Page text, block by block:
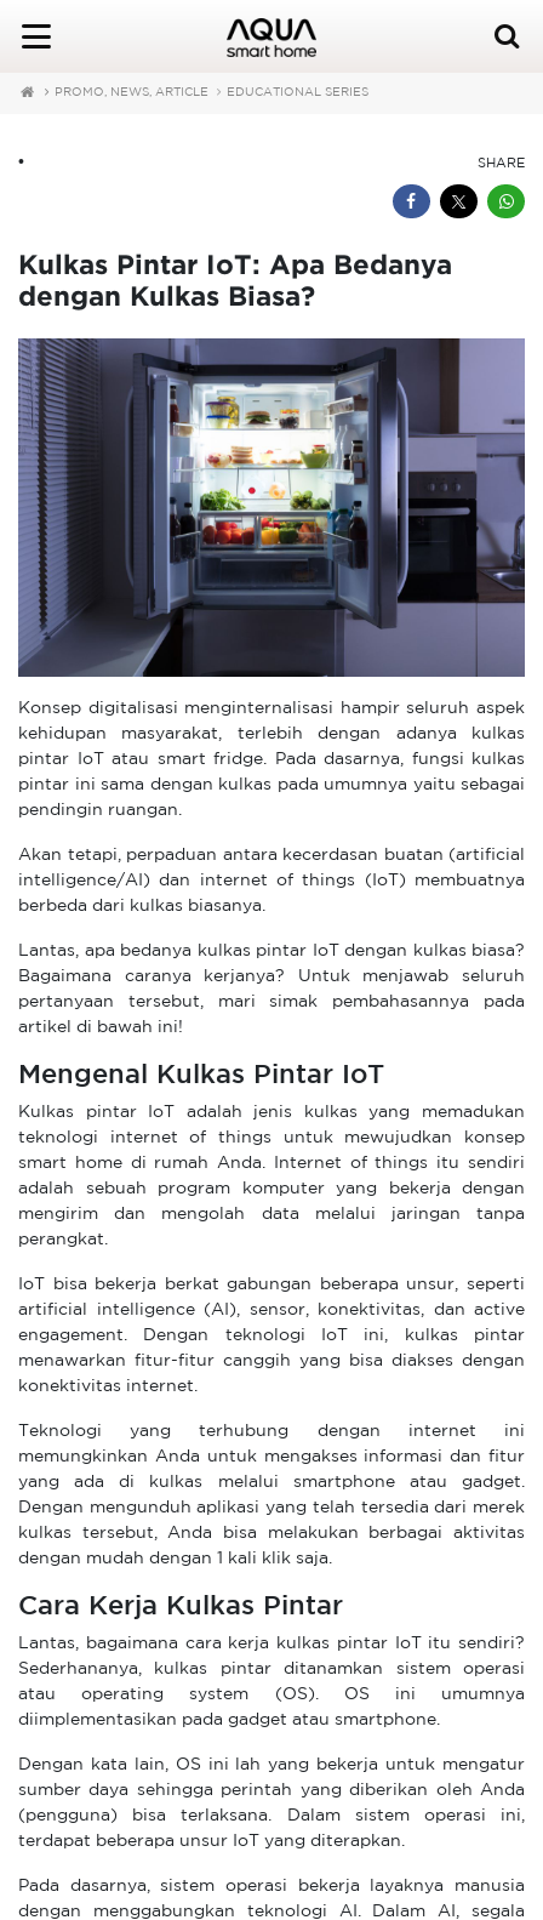
PROMO, NEWS, ARTICLE EDUCATIONAL SERIES
SHARE
•
Kulkas Pintar IoT: Apa Bedanya
dengan Kulkas Biasa?
Konsep digitalisasi menginternalisasi hampir seluruh aspek
kehidupan masyarakat, terlebih dengan adanya kulkas
pintar IoT atau smart fridge. Pada dasarnya, fungsi kulkas
pintar ini sama dengan kulkas pada umumnya yaitu sebagai
pendingin ruangan.
Akan tetapi, perpaduan antara kecerdasan buatan (artificial
intelligence/AI) dan internet of things (IoT) membuatnya
berbeda dari kulkas biasanya.
Lantas, apa bedanya kulkas pintar IoT dengan kulkas biasa?
Bagaimana caranya kerjanya? Untuk menjawab seluruh
pertanyaan tersebut, mari simak pembahasannya pada
artikel di bawah ini!
Mengenal Kulkas Pintar IoT
Kulkas pintar IoT adalah jenis kulkas yang memadukan
teknologi internet of things untuk mewujudkan konsep
smart home di rumah Anda. Internet of things itu sendiri
adalah sebuah program komputer yang bekerja dengan
mengirim dan mengolah data melalui jaringan tanpa
perangkat.
IoT bisa bekerja berkat gabungan beberapa unsur, seperti
artificial intelligence (AI), sensor, konektivitas, dan active
engagement. Dengan teknologi IoT ini, kulkas pintar
menawarkan fitur-fitur canggih yang bisa diakses dengan
konektivitas internet.
Teknologi yang terhubung dengan internet ini
memungkinkan Anda untuk mengakses informasi dan fitur
yang ada di kulkas melalui smartphone atau gadget.
Dengan mengunduh aplikasi yang telah tersedia dari merek
kulkas tersebut, Anda bisa melakukan berbagai aktivitas
dengan mudah dengan 1 kali klik saja.
Cara Kerja Kulkas Pintar
Lantas, bagaimana cara kerja kulkas pintar IoT itu sendiri?
Sederhananya, kulkas pintar ditanamkan sistem operasi
atau operating system (OS). OS ini umumnya
diimplementasikan pada gadget atau smartphone.
Dengan kata lain, OS ini lah yang bekerja untuk mengatur
sumber daya sehingga perintah yang diberikan oleh Anda
(pengguna) bisa terlaksana. Dalam sistem operasi ini,
terdapat beberapa unsur IoT yang diterapkan.
Pada dasarnya, sistem operasi bekerja layaknya manusia
dengan menggabungkan teknologi AI. Dalam AI, segala